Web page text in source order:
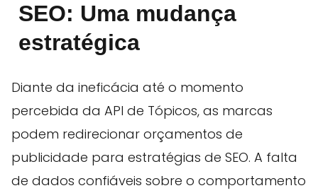
SEO: Uma mudança
estratégica
Diante da ineficácia até o momento
percebida da API de Tópicos, as marcas
podem redirecionar orçamentos de
publicidade para estratégias de SEO. A falta
de dados confiáveis sobre o comportamento